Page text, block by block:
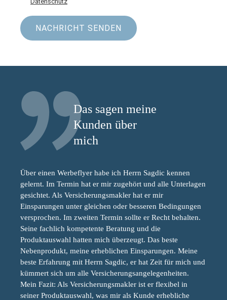
Das sagen meine
Kunden über
mich
Über einen Werbeflyer habe ich Herrn Sagdic kennen
gelernt. Im Termin hat er mir zugehört und alle Unterlagen
gesichtet. Als Versicherungsmakler hat er mir
Einsparungen unter gleichen oder besseren Bedingungen
versprochen. Im zweiten Termin sollte er Recht behalten.
Seine fachlich kompetente Beratung und die
Produktauswahl hatten mich überzeugt. Das beste
Nebenprodukt, meine erheblichen Einsparungen. Meine
beste Erfahrung mit Herrn Sagdic, er hat Zeit für mich und
kümmert sich um alle Versicherungsangelegenheiten.
Mein Fazit: Als Versicherungsmakler ist er flexibel in
seiner Produktauswahl, was mir als Kunde erhebliche